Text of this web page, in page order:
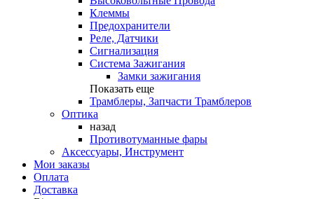
Клеммы
Предохранители
Реле, Датчики
Сигнализация
Система Зажигания
Замки зажигания
Показать еще
Трамблеры, Запчасти Трамблеров
Оптика
назад
Противотуманные фары
Аксессуары, Инструмент
Мои заказы
Оплата
Доставка